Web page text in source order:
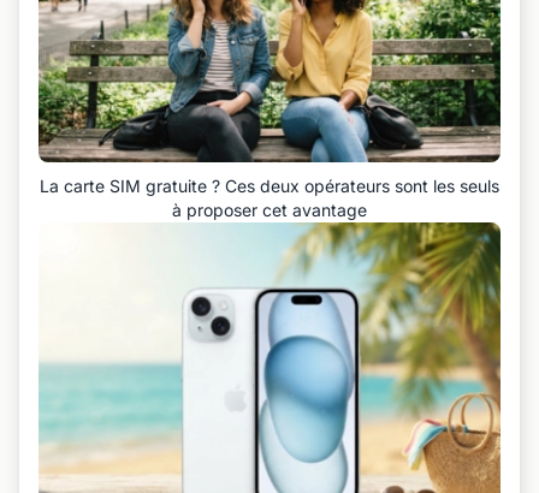
La carte SIM gratuite ? Ces deux opérateurs sont les seuls
à proposer cet avantage